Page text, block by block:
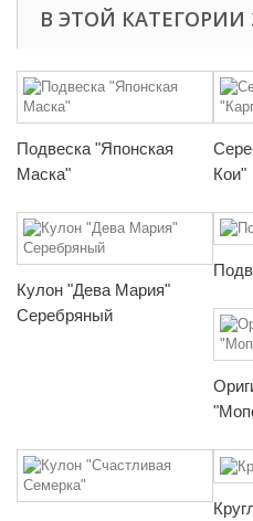
В ЭТОЙ КАТЕГОРИИ
Подвеска "Японская
Маска"
Кои"
Кулон "Дева Мария"
Серебряный